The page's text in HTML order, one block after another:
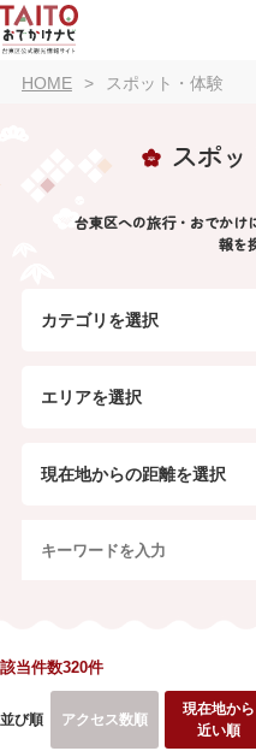
HOME スポット・体験
スポ
台東区への旅行・おでかけ
報を
カテゴリを選択
エリアを選択
現在地からの距離を選択
該当件数320件
並び順 アクセス数順
現在地から
近い順